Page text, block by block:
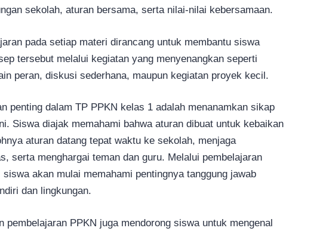
sekolah, aturan bersama, serta nilai-nilai kebersamaan.
pada setiap materi dirancang untuk membantu siswa
tersebut melalui kegiatan yang menyenangkan seperti
peran, diskusi sederhana, maupun kegiatan proyek kecil.
penting dalam TP PPKN kelas 1 adalah menanamkan sikap
Siswa diajak memahami bahwa aturan dibuat untuk kebaikan
aturan datang tepat waktu ke sekolah, menjaga
serta menghargai teman dan guru. Melalui pembelajaran
akan mulai memahami pentingnya tanggung jawab
dan lingkungan.
pembelajaran PPKN juga mendorong siswa untuk mengenal